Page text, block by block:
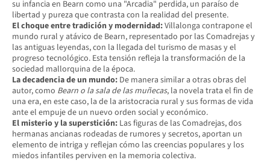
su infancia en Bearn como una "Arcadia" perdida, un paraíso de
libertad y pureza que contrasta con la realidad del presente.
El choque entre tradición y modernidad:Villalonga contrapone el
mundo rural y atávico de Bearn, representado por las Comadrejas y
las antiguas leyendas, con la llegada del turismo de masas y el
progreso tecnológico. Esta tensión refleja la transformación de la
sociedad mallorquina de la época.
La decadencia de un mundo: De manera similar a otras obras del
autor, como Bearn o la sala de las muñecas, la novela trata el fin de
una era, en este caso, la de la aristocracia rural y sus formas de vida
ante el empuje de un nuevo orden social y económico.
El misterio y la superstición: Las figuras de las Comadrejas, dos
hermanas ancianas rodeadas de rumores y secretos, aportan un
elemento de intriga y reflejan cómo las creencias populares y los
miedos infantiles perviven en la memoria colectiva.